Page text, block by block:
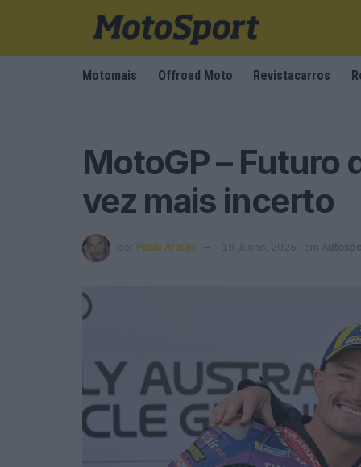
Motomais Offroad Moto Revistacarros
MotoGP – Futuro
vez mais incerto
por Paulo Araújo 18 Junho, 2026 em